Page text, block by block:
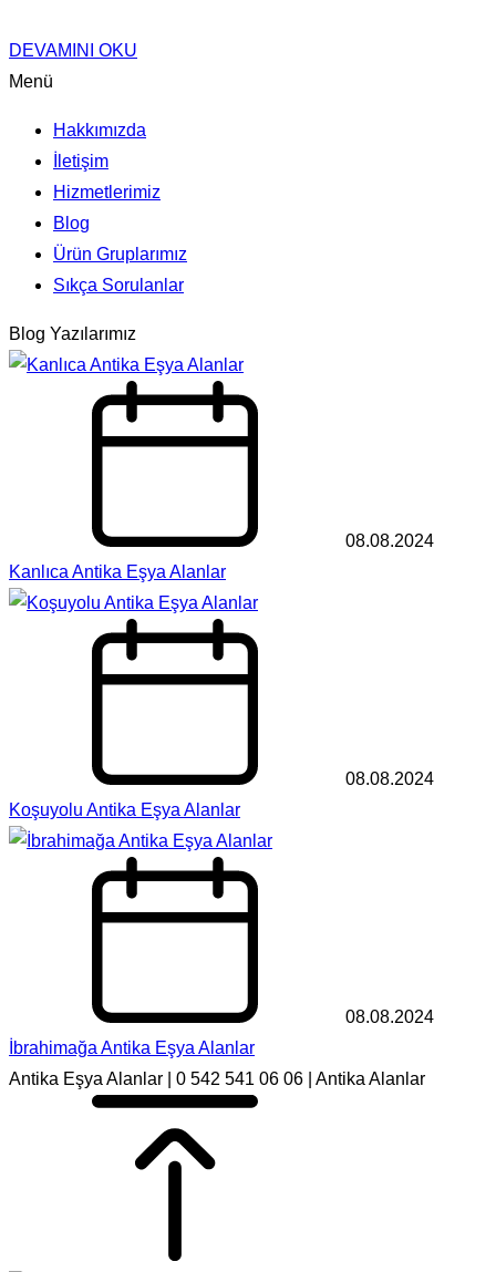
DEVAMINI OKU
Menü
Hakkımızda
İletişim
Hizmetlerimiz
Blog
Ürün Gruplarımız
Sıkça Sorulanlar
Blog Yazılarımız
08.08.2024
Kanlıca Antika Eşya Alanlar
08.08.2024
Koşuyolu Antika Eşya Alanlar
08.08.2024
İbrahimağa Antika Eşya Alanlar
Antika Eşya Alanlar | 0 542 541 06 06 | Antika Alanlar